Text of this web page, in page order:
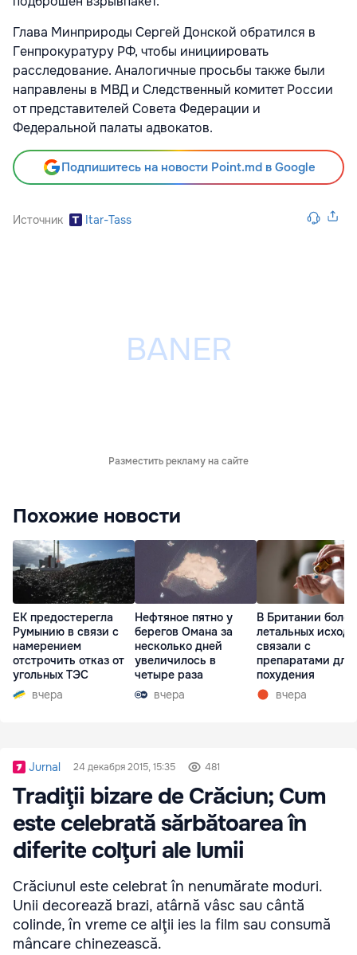
Глава Минприроды Сергей Донской обратился в
Генпрокуратуру РФ, чтобы инициировать
расследование. Аналогичные просьбы также были
направлены в МВД и Следственный комитет России
от представителей Совета Федерации и
Федеральной палаты адвокатов.
Подпишитесь на новости Point.md в Google
Источник Itar-Tass
Разместить рекламу на сайте
Похожие новости
ЕК предостерегла
Румынию в связи с
намерением
отстрочить отказ от
угольных ТЭС
вчера
Нефтяное пятно у
берегов Омана за
несколько дней
увеличилось в
четыре раза
вчера
В Британии
летальных
связали с
препаратами для
похудения
вчера
Jurnal 24 декабря 2015, 15:35 481
Tradiţii bizare de Crăciun; Cum
este celebrată sărbătoarea în
diferite colţuri ale lumii
Crăciunul este celebrat în nenumărate moduri.
Unii decorează brazi, atârnă vâsc sau cântă
colinde, în vreme ce alţii ies la film sau consumă
mâncare chinezească.